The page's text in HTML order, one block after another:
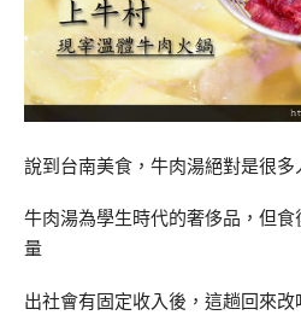
說到台南美食，牛肉湯絕對是很多
牛肉湯為學生時代的奢侈品，但
量
出社會有固定收入後，這趟回來